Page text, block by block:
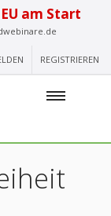
am Start
REGISTRIEREN